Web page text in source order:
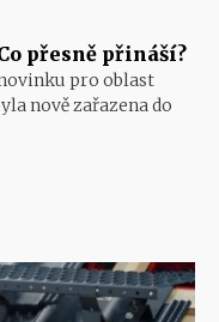
přesně přináší?
pro oblast
nově zařazena do